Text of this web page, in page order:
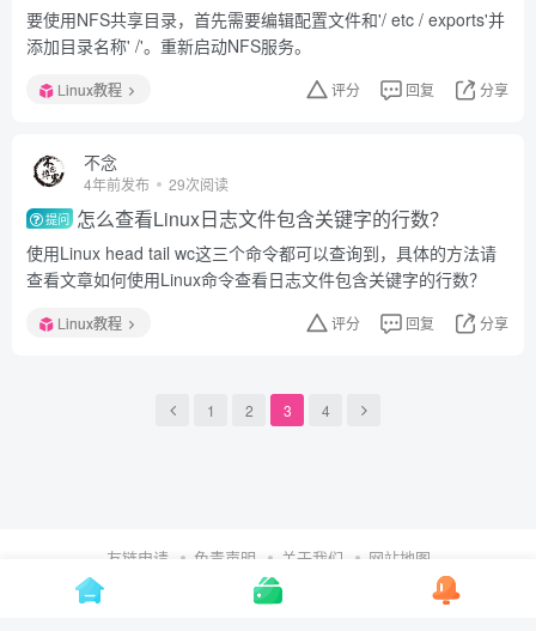
要使用NFS共享目录，首先需要编辑配置文件和'/ etc / exports'并
添加目录名称' /'。重新启动NFS服务。
Linux教程 评分 回复 分享
不念
4年前发布 29次阅读
提问 怎么查看Linux日志文件包含关键字的行数？
使用Linux head tail wc这三个命令都可以查询到，具体的方法请
查看文章如何使用Linux命令查看日志文件包含关键字的行数？
Linux教程 评分 回复 分享
1 2 3 4
友链申请 免责声明 关于我们 网站地图
Copyright © 2024 · 不念博客· 鲁ICP备2024089053号-1